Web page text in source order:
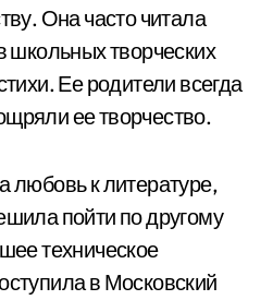
Она часто читала
школьных творческих
Ее родители всегда
ее творчество.
любовь к литературе,
пойти по другому
техническое
в Московский